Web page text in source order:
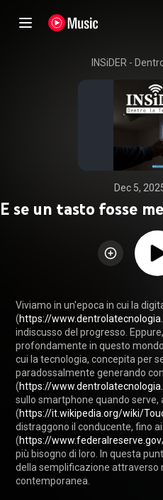
INSiDER -
Dec 5,
E se un tasto fosse
Viviamo in un'epoca in cui la
(https://
indiscusso del progresso.
profondamente in questo
cui la tecnologia, concepita per
paradossalmente generando
(https://
sullo smartphone quando serve,
(https://it.wikipedia.org/wiki/
distraggono il conducente, fino
(https://www.federalreserve.gov/
più bisogno di loro. In questa
della semplificazione attraverso
contemporanea.